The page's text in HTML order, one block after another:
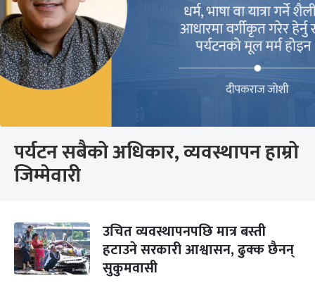
पर्यटन सबैको अधिकार, व्यवस्थापन हाम्रो
जिम्मेवारी
उचित व्यवस्थापनपछि मात्र बस्ती
हटाउने सरकारी आश्वासन, ढुक्क छैनन्
सुकुमवासी